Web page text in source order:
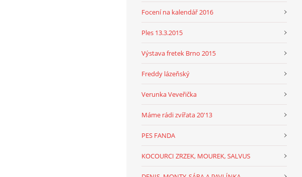
Focení na kalendář 2016
Ples 13.3.2015
Výstava fretek Brno 2015
Freddy lázeňský
Verunka Veveřička
Máme rádi zvířata 20'13
PES FANDA
KOCOURCI ZRZEK, MOUREK, SALVUS